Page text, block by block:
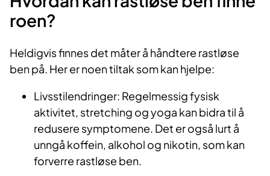
roen?
Heldigvis finnes det måter å håndtere rastløse
ben på. Her er noen tiltak som kan hjelpe:
Livsstilendringer: Regelmessig fysisk
aktivitet, stretching og yoga kan bidra til å
redusere symptomene. Det er også lurt å
unngå koffein, alkohol og nikotin, som kan
forverre rastløse ben.